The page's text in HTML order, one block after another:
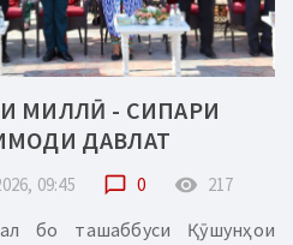
МИЛЛӢ - СИПАРИ
ДАВЛАТ
09:45 chat_bubble_outline 0 remove_red_eye 217
бо ташаббуси Қӯшунҳои